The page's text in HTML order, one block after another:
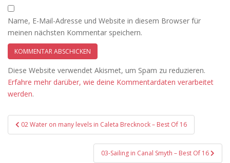
Name, E-Mail-Adresse und Website in diesem Browser für
meinen nächsten Kommentar speichern.
Diese Website verwendet Akismet, um Spam zu reduzieren.
Erfahre mehr darüber, wie deine Kommentardaten verarbeitet
werden.
Beitragsnavigation
02 Water on many levels in Caleta Brecknock – Best Of 16
03-Sailing in Canal Smyth – Best Of 16